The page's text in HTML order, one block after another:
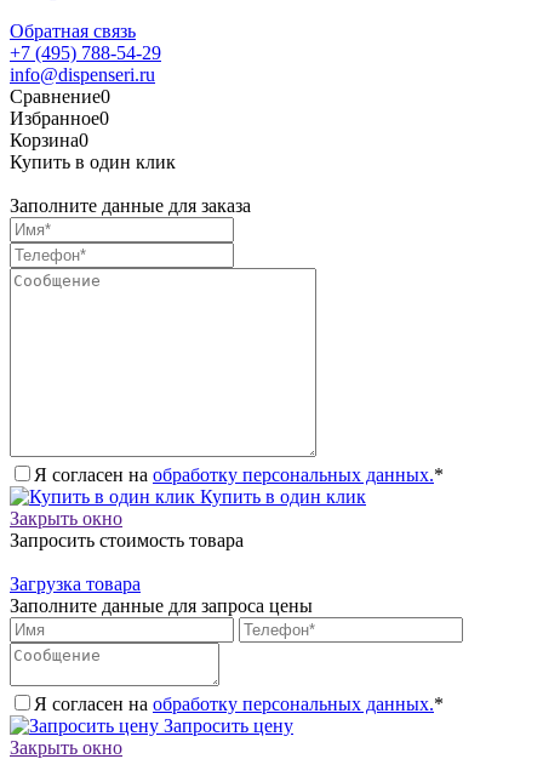
Обратная связь
+7 (495) 788-54-29
info@dispenseri.ru
Сравнение0
Избранное0
Корзина0
Купить в один клик
Заполните данные для заказа
Я согласен на обработку персональных данных.*
Купить в один клик
Закрыть окно
Запросить стоимость товара
Загрузка товара
Заполните данные для запроса цены
Я согласен на обработку персональных данных.*
Запросить цену
Закрыть окно